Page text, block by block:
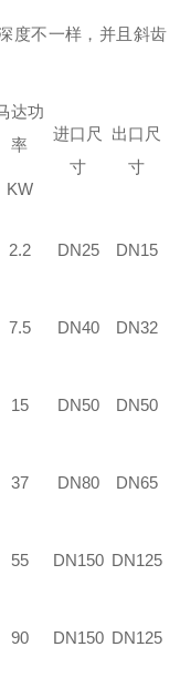
度不一样，并且斜齿
达功
率
KW
进口尺
寸
出口尺
寸
2.2 DN25 DN15
7.5 DN40 DN32
15 DN50 DN50
37 DN80 DN65
55 DN150 DN125
90 DN150 DN125